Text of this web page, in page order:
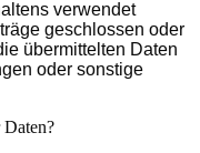
verwendet
geschlossen oder
übermittelten Daten
oder sonstige